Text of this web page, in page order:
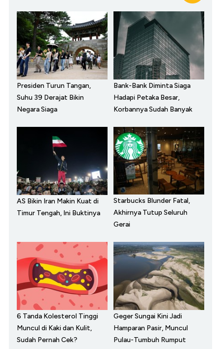
Presiden Turun Tangan,
Suhu 39 Derajat Bikin
Negara Siaga
Bank-Bank Diminta Siaga
Hadapi Petaka Besar,
Korbannya Sudah Banyak
AS Bikin Iran Makin Kuat di
Timur Tengah, Ini Buktinya
Starbucks Blunder Fatal,
Akhirnya Tutup Seluruh
Gerai
6 Tanda Kolesterol Tinggi
Muncul di Kaki dan Kulit,
Sudah Pernah Cek?
Geger Sungai Kini Jadi
Hamparan Pasir, Muncul
Pulau-Tumbuh Rumput